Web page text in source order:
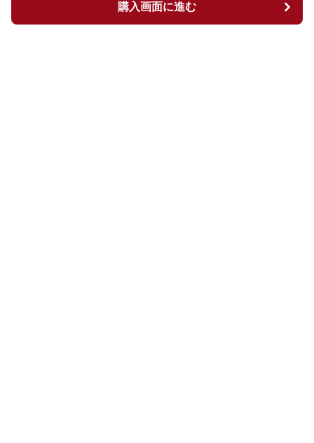
購入画面に進む
購入画面に進む